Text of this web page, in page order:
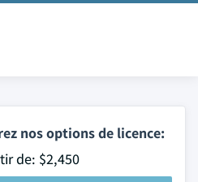
nos options de licence:
de: $2,450